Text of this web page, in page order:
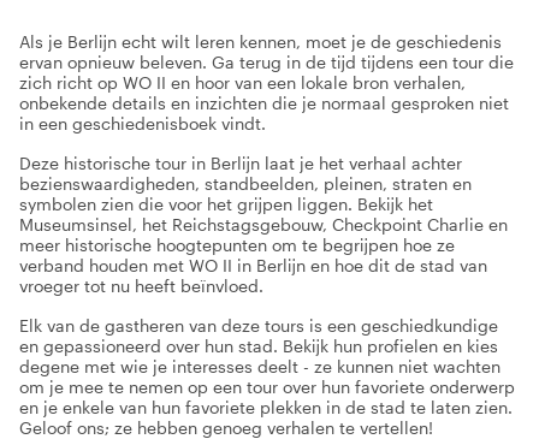
Als je Berlijn echt wilt leren kennen, moet je de geschiedenis
ervan opnieuw beleven. Ga terug in de tijd tijdens een tour die
zich richt op WO II en hoor van een lokale bron verhalen,
onbekende details en inzichten die je normaal gesproken niet
in een geschiedenisboek vindt.
Deze historische tour in Berlijn laat je het verhaal achter
bezienswaardigheden, standbeelden, pleinen, straten en
symbolen zien die voor het grijpen liggen. Bekijk het
Museumsinsel, het Reichstagsgebouw, Checkpoint Charlie en
meer historische hoogtepunten om te begrijpen hoe ze
verband houden met WO II in Berlijn en hoe dit de stad van
vroeger tot nu heeft beïnvloed.
Elk van de gastheren van deze tours is een geschiedkundige
en gepassioneerd over hun stad. Bekijk hun profielen en kies
degene met wie je interesses deelt - ze kunnen niet wachten
om je mee te nemen op een tour over hun favoriete onderwerp
en je enkele van hun favoriete plekken in de stad te laten zien.
Geloof ons; ze hebben genoeg verhalen te vertellen!